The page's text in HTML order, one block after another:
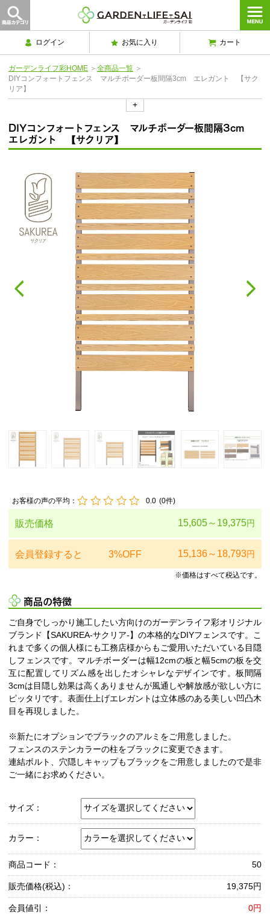
ログイン お気に入り カート
ガーデンライフ彩HOME ＞ 全商品一覧 ＞
DIYコンフォートフェンス マルチボーダー板間隔3cm エレガント 【サク
リア】
+
DIYコンフォートフェンス マルチボーダー板間隔3cm
エレガント 【サクリア】
お客様の声の平均： 0.0 (0件)
販売価格 15,605～19,375円
会員登録すると 3%OFF 15,136～18,793円
※価格はすべて税込です。
商品の特徴
ご自身でしっかり施工したい方向けのガーデンライフ彩オリジナル
ブランド【SAKUREA-サクリア-】の本格的なDIYフェンスです。こ
れまで多くの個人様にも工務店様からもご愛用いただいている目隠
しフェンスです。マルチボーダーは幅12cmの板と幅5cmの板を交
互に配置してリズム感を出したオシャレなデザインです。板間隔
3cmは目隠し効果は高くありませんが風通しや解放感が欲しい方に
ピッタリです。表面仕上げエレガントは立体感のある美しい凹凸木
目を再現しました。
※新たにオプションでブラックのアルミをご用意しました。
フェンスのステンカラーの柱をブラックに変更できます。
連結ボルト、穴隠しキャップもブラックをご用意しましたので是非
ご一緒にお求めください。
サイズ：
カラー：
商品コード： 50
販売価格(税込)： 19,375円
会員値引： 0円